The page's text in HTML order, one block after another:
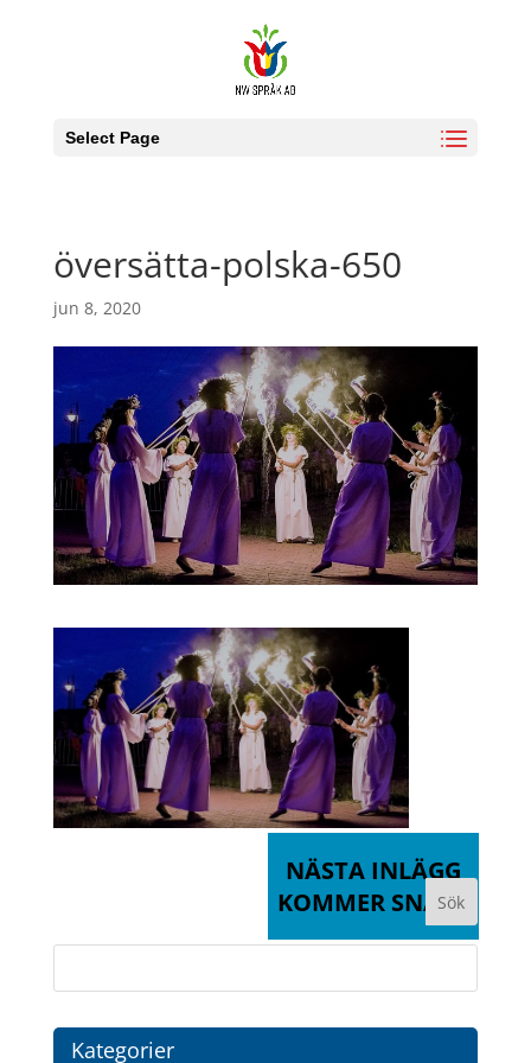
Select Page
översätta-polska-650
jun 8, 2020
NÄSTA INLÄGG
KOMMER SNART
Kategorier